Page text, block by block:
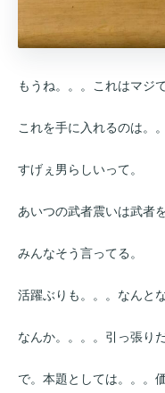
もうね。。。これはマジ
これを手に入れるのは。
すげぇ男らしいって。
あいつの武者震いは武者
みんなそう言ってる。
活躍ぶりも。。。なんと
なんか。。。。引っ張り
で。本題としては。。。